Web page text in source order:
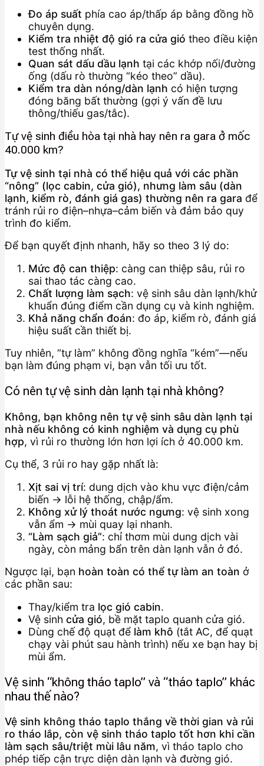
Đo áp suất phía cao áp/thấp áp bằng đồng hồ
chuyên dụng.
Kiểm tra nhiệt độ gió ra cửa gió theo điều kiện
test thống nhất.
Quan sát dấu dầu lạnh tại các khớp nối/đường
ống (dấu rò thường “kéo theo” dầu).
Kiểm tra dàn nóng/dàn lạnh có hiện tượng
đóng băng bất thường (gợi ý vấn đề lưu
thông/thiếu gas/tắc).
Tự vệ sinh điều hòa tại nhà hay nên ra gara ở mốc
40.000 km?
Tự vệ sinh tại nhà có thể hiệu quả với các phần
“nông” (lọc cabin, cửa gió), nhưng làm sâu (dàn
lạnh, kiểm rò, đánh giá gas) thường nên ra gara để
tránh rủi ro điện–nhựa–cảm biến và đảm bảo quy
trình đo kiểm.
Để bạn quyết định nhanh, hãy so theo 3 lý do:
Mức độ can thiệp: càng can thiệp sâu, rủi ro
sai thao tác càng cao.
Chất lượng làm sạch: vệ sinh sâu dàn lạnh/khử
khuẩn đúng điểm cần dụng cụ và kinh nghiệm.
Khả năng chẩn đoán: đo áp, kiểm rò, đánh giá
hiệu suất cần thiết bị.
Tuy nhiên, “tự làm” không đồng nghĩa “kém”—nếu
bạn làm đúng phạm vi, bạn vẫn tối ưu tốt.
Có nên tự vệ sinh dàn lạnh tại nhà không?
Không, bạn không nên tự vệ sinh sâu dàn lạnh tại
nhà nếu không có kinh nghiệm và dụng cụ phù
hợp, vì rủi ro thường lớn hơn lợi ích ở 40.000 km.
Cụ thể, 3 rủi ro hay gặp nhất là:
Xịt sai vị trí: dung dịch vào khu vực điện/cảm
biến → lỗi hệ thống, chập/ẩm.
Không xử lý thoát nước ngưng: vệ sinh xong
vẫn ẩm → mùi quay lại nhanh.
“Làm sạch giả”: chỉ thơm mùi dung dịch vài
ngày, còn mảng bẩn trên dàn lạnh vẫn ở đó.
Ngược lại, bạn hoàn toàn có thể tự làm an toàn ở
các phần sau:
Thay/kiểm tra lọc gió cabin.
Vệ sinh cửa gió, bề mặt taplo quanh cửa gió.
Dùng chế độ quạt để làm khô (tắt AC, để quạt
chạy vài phút sau hành trình) nếu xe bạn hay bị
mùi ẩm.
Vệ sinh “không tháo taplo” và “tháo taplo” khác
nhau thế nào?
Vệ sinh không tháo taplo thắng về thời gian và rủi
ro tháo lắp, còn vệ sinh tháo taplo tốt hơn khi cần
làm sạch sâu/triệt mùi lâu năm, vì tháo taplo cho
phép tiếp cận trực diện dàn lạnh và đường gió.